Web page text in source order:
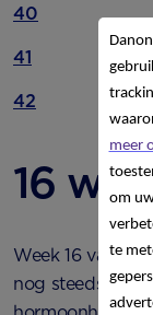
40
41
42
16
Week 16 van je
nog steeds veel.
meer
om
te